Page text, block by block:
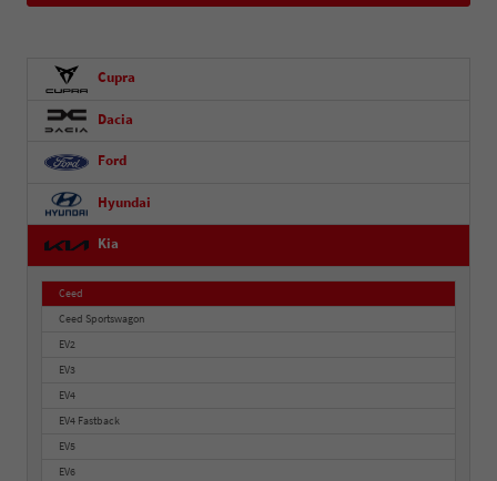
Cupra
Dacia
Ford
Hyundai
Kia
Ceed
Ceed Sportswagon
EV2
EV3
EV4
EV4 Fastback
EV5
EV6